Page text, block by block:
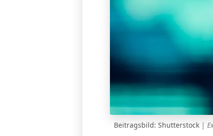
Beitragsbild: Shutterstock |